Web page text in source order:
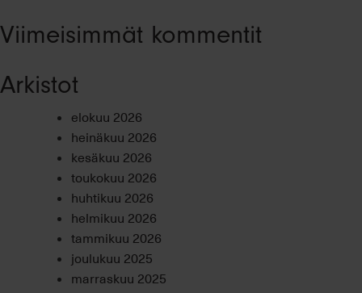
Viimeisimmät kommentit
Arkistot
elokuu 2026
heinäkuu 2026
kesäkuu 2026
toukokuu 2026
huhtikuu 2026
helmikuu 2026
tammikuu 2026
joulukuu 2025
marraskuu 2025